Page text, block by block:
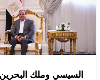
السيسي وملك البحرين